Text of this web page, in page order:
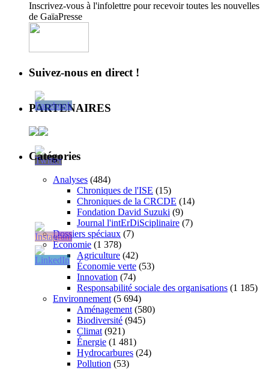
Inscrivez-vous à l'infolettre pour recevoir toutes les nouvelles
de GaïaPresse
Suivez-nous en direct !
PARTENAIRES
Catégories
Analyses (484)
Chroniques de l'ISE (15)
Chroniques de la CRCDE (14)
Fondation David Suzuki (9)
Journal l'intErDiSciplinaire (7)
Dossiers spéciaux (7)
Économie (1 378)
Agriculture (42)
Économie verte (53)
Innovation (74)
Responsabilité sociale des organisations (1 185)
Environnement (5 694)
Aménagement (580)
Biodiversité (945)
Climat (921)
Énergie (1 481)
Hydrocarbures (24)
Pollution (53)